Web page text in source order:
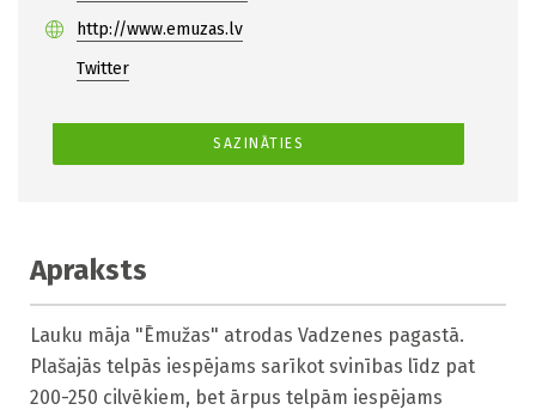
http://www.emuzas.lv
Twitter
SAZINĀTIES
Apraksts
Lauku māja "Ēmužas" atrodas Vadzenes pagastā.
Plašajās telpās iespējams sarīkot svinības līdz pat
200-250 cilvēkiem, bet ārpus telpām iespējams